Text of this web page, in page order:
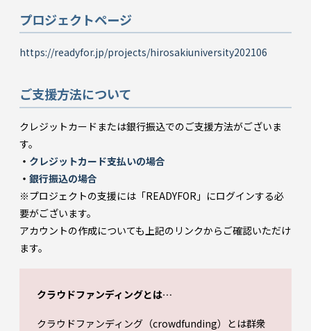
プロジェクトページ
https://readyfor.jp/projects/hirosakiuniversity202106
ご支援方法について
クレジットカードまたは銀行振込でのご支援方法がございま
す。
・ クレジットカード支払いの場合
・ 銀行振込の場合
※プロジェクトの支援には「READYFOR」にログインする必
要がございます。
アカウントの作成についても上記のリンクからご確認いただけ
ます。
クラウドファンディングとは…
クラウドファンディング（crowdfunding）とは群衆